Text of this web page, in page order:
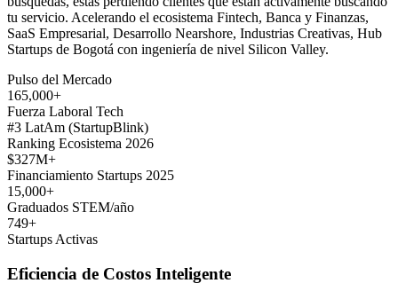
tu servicio. Acelerando el ecosistema Fintech, Banca y Finanzas,
SaaS Empresarial, Desarrollo Nearshore, Industrias Creativas, Hub
Startups de Bogotá con ingeniería de nivel Silicon Valley.
Pulso del Mercado
165,000+
Fuerza Laboral Tech
#3 LatAm (StartupBlink)
Ranking Ecosistema 2026
$327M+
Financiamiento Startups 2025
15,000+
Graduados STEM/año
749+
Startups Activas
Eficiencia de Costos Inteligente